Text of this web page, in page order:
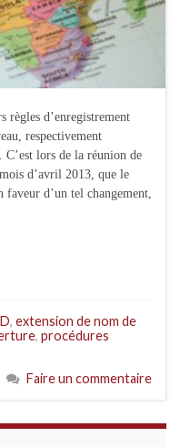
règles d’enregistrement
respectivement
lors de la réunion de
d’avril 2013, que le
d’un tel changement,
, extension de nom de
, procédures
Faire un commentaire